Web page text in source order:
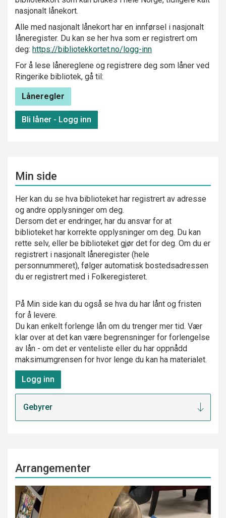
nasjonalt lånekort.
Alle med nasjonalt lånekort har en innførsel i nasjonalt
låneregister. Du kan se her hva som er registrert om
deg: https://bibliotekkortet.no/logg-inn
For å lese lånereglene og registrere deg som låner ved
Ringerike bibliotek, gå til:
Låneregler
Bli låner - Logg inn
Min side
Her kan du se hva biblioteket har registrert av adresse
og andre opplysninger om deg.
Dersom det er endringer, har du ansvar for at
biblioteket har korrekte opplysninger om deg. Du kan
rette selv, eller be biblioteket gjør det for deg. Om du er
registrert i nasjonalt låneregister (hele
personnummeret), følger automatisk bostedsadressen
du er registrert med i Folkeregisteret.
På Min side kan du også se hva du har lånt og fristen
for å levere.
Du kan enkelt forlenge lån om du trenger mer tid. Vær
klar over at det kan være begrensninger for forlengelse
av lån - om det er venteliste eller du har oppnådd
maksimumgrensen for hvor lenge du kan ha materialet.
Logg inn
Gebyrer
Arrangementer